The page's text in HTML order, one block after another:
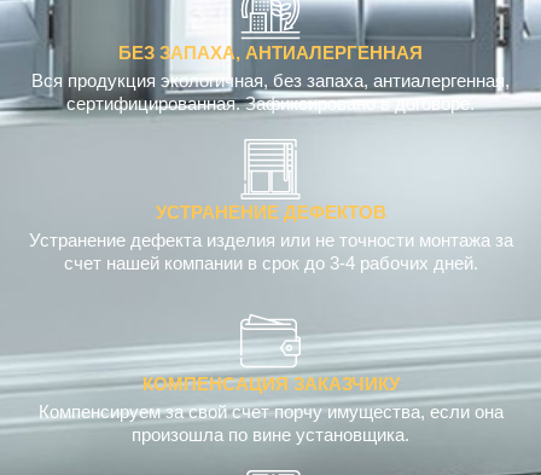
БЕЗ ЗАПАХА, АНТИАЛЕРГЕННАЯ
Вся продукция экологичная, без запаха, антиалергенная,
сертифицированная. Зафиксировано в договоре.
УСТРАНЕНИЕ ДЕФЕКТОВ
Устранение дефекта изделия или не точности монтажа за
счет нашей компании в срок до 3-4 рабочих дней.
КОМПЕНСАЦИЯ ЗАКАЗЧИКУ
Компенсируем за свой счет порчу имущества, если она
произошла по вине установщика.